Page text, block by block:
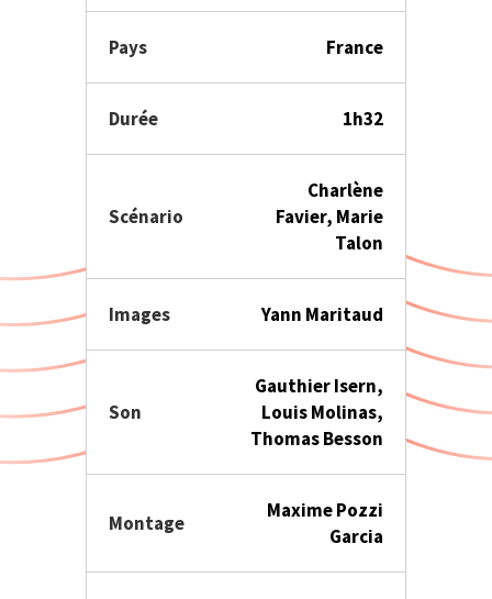
Pays France
Durée 1h32
Scénario
Charlène
Favier, Marie
Talon
Images Yann Maritaud
Son
Gauthier Isern,
Louis Molinas,
Thomas Besson
Montage
Maxime Pozzi
Garcia